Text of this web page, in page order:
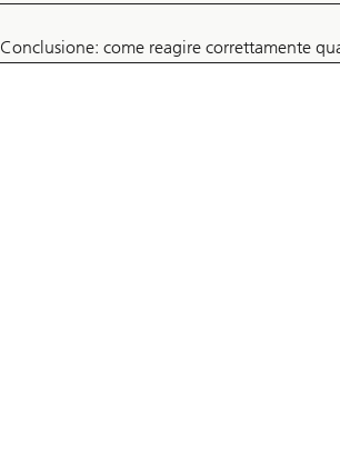
Conclusione: come reagire correttamente